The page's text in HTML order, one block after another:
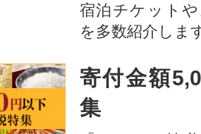
宿泊チケット
を多数紹介しま
寄付金額
集